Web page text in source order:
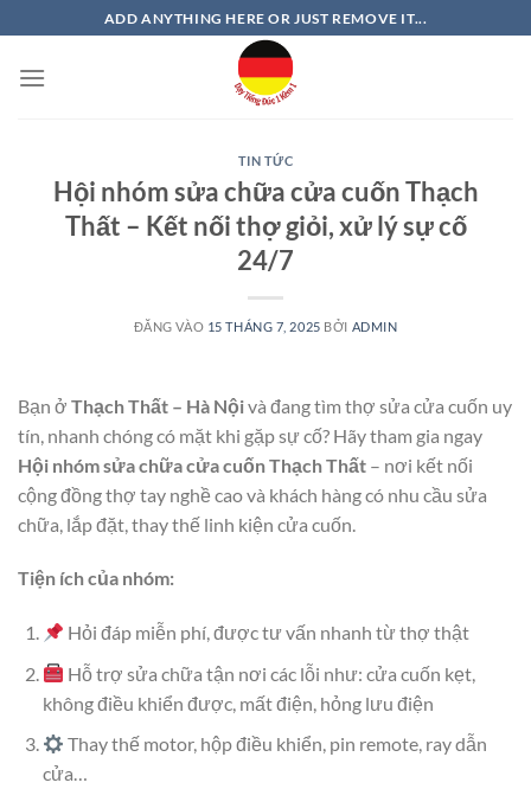
qua
nội
ADD ANYTHING HERE OR JUST REMOVE IT...
TIN TỨC
Hội nhóm sửa chữa cửa cuốn Thạch
Thất – Kết nối thợ giỏi, xử lý sự cố
24/7
ĐĂNG VÀO 15 THÁNG 7, 2025 BỞI ADMIN
Bạn ở Thạch Thất – Hà Nộivà đang tìm thợ sửa cửa cuốn uy
tín, nhanh chóng có mặt khi gặp sự cố? Hãy tham gia ngay
Hội nhóm sửa chữa cửa cuốn Thạch Thất – nơi kết nối
cộng đồng thợ tay nghề cao và khách hàng có nhu cầu sửa
chữa, lắp đặt, thay thế linh kiện cửa cuốn.
Tiện ích của nhóm:
Hỏi đáp miễn phí, được tư vấn nhanh từ thợ thật
Hỗ trợ sửa chữa tận nơi các lỗi như: cửa cuốn kẹt,
không điều khiển được, mất điện, hỏng lưu điện
Thay thế motor, hộp điều khiển, pin remote, ray dẫn
cửa…